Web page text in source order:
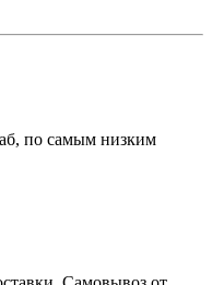
по самым низким